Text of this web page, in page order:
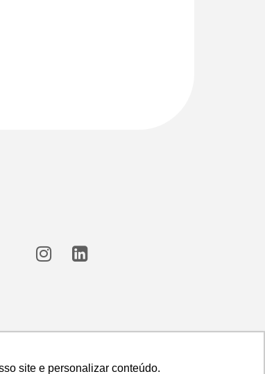
site e personalizar conteúdo.
site e personalizar conteúdo.